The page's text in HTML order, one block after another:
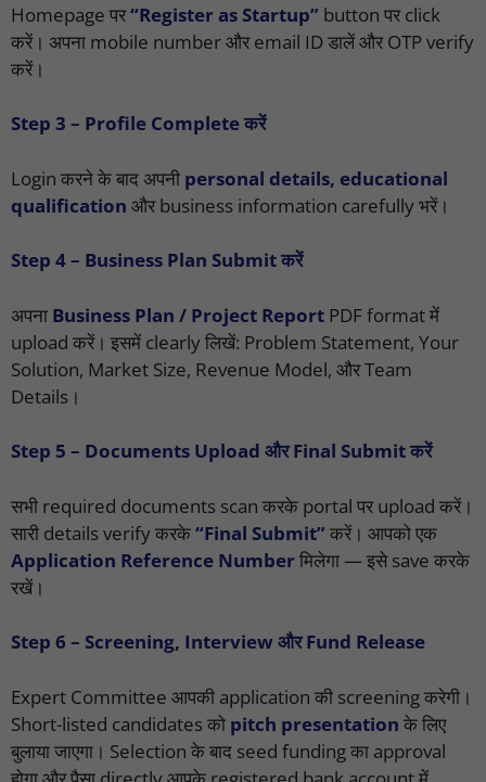
Homepage पर“Register as Startup” button पर click
करें। अपना mobile number और email ID डालें और OTP verify
करें।
Step 3 – Profile Complete करें
Login करने के बाद अपनी personal details, educational
qualification और business information carefully भरें।
Step 4 – Business Plan Submit करें
अपना Business Plan / Project Report PDF format में
upload करें। इसमें clearly लिखें: Problem Statement, Your
Solution, Market Size, Revenue Model, और Team
Details।
Step 5 – Documents Upload और Final Submit करें
सभी required documents scan करके portal पर upload करें।
सारी details verify करके“Final Submit” करें। आपको एक
Application Reference Numberमिलेगा — इसे save करके
रखें।
Step 6 – Screening, Interview और Fund Release
Expert Committee आपकी application की screening करेगी।
Short-listed candidates को pitch presentation के लिए
बुलाया जाएगा। Selection के बाद seed funding का approval